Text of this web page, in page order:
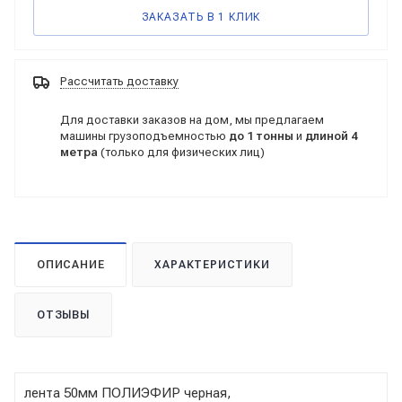
ЗАКАЗАТЬ В 1 КЛИК
Рассчитать доставку
Для доставки заказов на дом, мы предлагаем
машины грузоподъемностью до 1 тонны и длиной 4
метра (только для физических лиц)
ОПИСАНИЕ ХАРАКТЕРИСТИКИ
ОТЗЫВЫ
лента 50мм ПОЛИЭФИР черная,